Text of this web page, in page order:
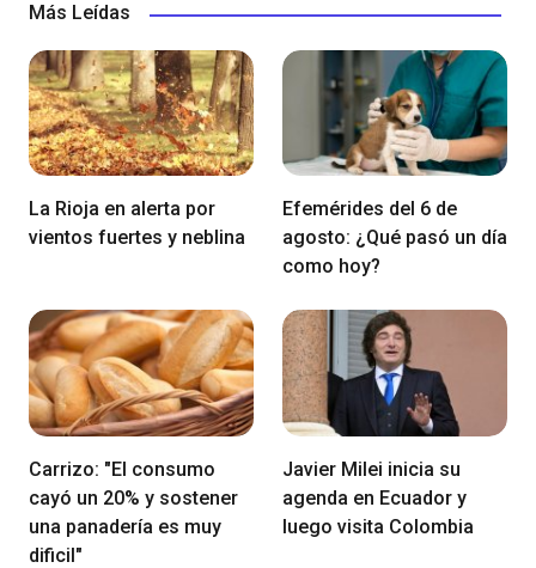
Más Leídas
La Rioja en alerta por
vientos fuertes y neblina
Efemérides del 6 de
agosto: ¿Qué pasó un día
como hoy?
Carrizo: "El consumo
cayó un 20% y sostener
una panadería es muy
dificil"
Javier Milei inicia su
agenda en Ecuador y
luego visita Colombia